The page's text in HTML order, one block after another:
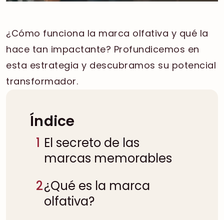
¿Cómo funciona la marca olfativa y qué la
hace tan impactante? Profundicemos en
esta estrategia y descubramos su potencial
transformador.
Índice
1 El secreto de las
marcas memorables
2¿Qué es la marca
olfativa?